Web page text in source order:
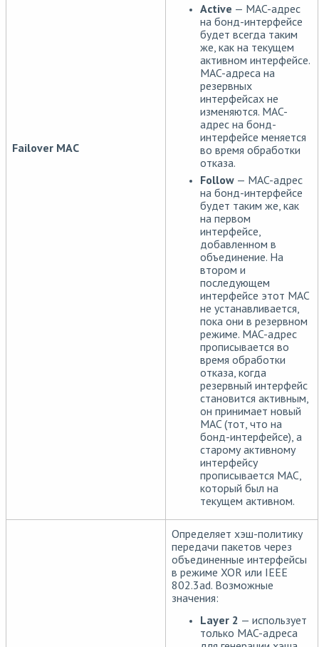
Failover MAC
Active — MAC-адрес
на бонд-интерфейсе
будет всегда таким
же, как на текущем
активном интерфейсе.
MAC-адреса на
резервных
интерфейсах не
изменяются. MAC-
адрес на бонд-
интерфейсе меняется
во время обработки
отказа.
Follow — MAC-адрес
на бонд-интерфейсе
будет таким же, как
на первом
интерфейсе,
добавленном в
объединение. На
втором и
последующем
интерфейсе этот MAC
не устанавливается,
пока они в резервном
режиме. MAC-адрес
прописывается во
время обработки
отказа, когда
резервный интерфейс
становится активным,
он принимает новый
MAC (тот, что на
бонд-интерфейсе), а
старому активному
интерфейсу
прописывается MAC,
который был на
текущем активном.
Определяет хэш-политику
передачи пакетов через
объединенные интерфейсы
в режиме XOR или IEEE
802.3ad. Возможные
значения:
Layer 2 — использует
только MAC-адреса